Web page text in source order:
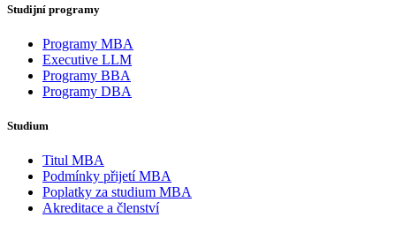
Studijní programy
Programy MBA
Executive LLM
Programy BBA
Programy DBA
Studium
Titul MBA
Podmínky přijetí MBA
Poplatky za studium MBA
Akreditace a členství